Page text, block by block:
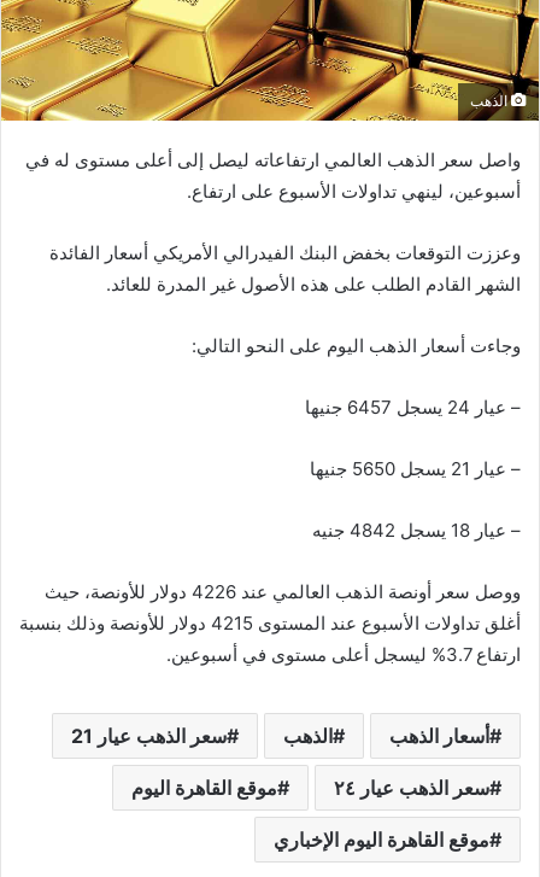
الذهب
واصل سعر الذهب العالمي ارتفاعاته ليصل إلى أعلى مستوى له في
أسبوعين، لينهي تداولات الأسبوع على ارتفاع.
وعززت التوقعات بخفض البنك الفيدرالي الأمريكي أسعار الفائدة
الشهر القادم الطلب على هذه الأصول غير المدرة للعائد.
وجاءت أسعار الذهب اليوم على النحو التالي:
– عيار 24 يسجل 6457 جنيها
– عيار 21 يسجل 5650 جنيها
– عيار 18 يسجل 4842 جنيه
ووصل سعر أونصة الذهب العالمي عند 4226 دولار للأونصة، حيث
أغلق تداولات الأسبوع عند المستوى 4215 دولار للأونصة وذلك بنسبة
ارتفاع 3.7% ليسجل أعلى مستوى في أسبوعين.
أسعار الذهب الذهب سعر الذهب عيار 21
سعر الذهب عيار ٢٤ موقع القاهرة اليوم
موقع القاهرة اليوم الإخباري